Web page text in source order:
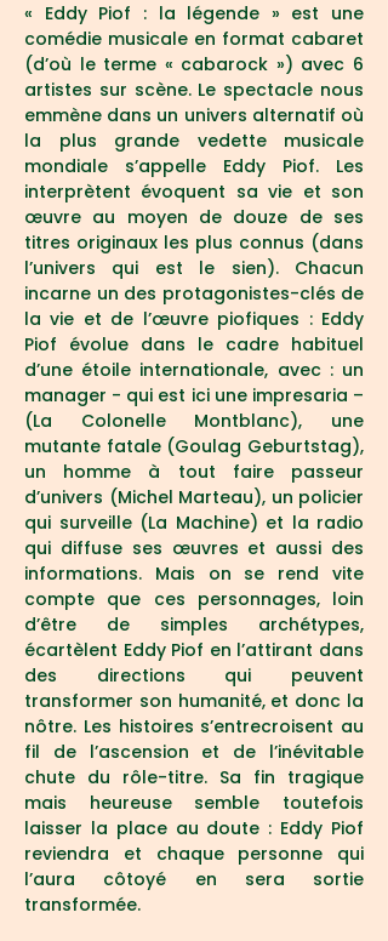
« Eddy Piof : la légende » est une
comédie musicale en format cabaret
(d’où le terme « cabarock ») avec 6
artistes sur scène. Le spectacle nous
emmène dans un univers alternatif où
la plus grande vedette musicale
mondiale s’appelle Eddy Piof. Les
interprètent évoquent sa vie et son
œuvre au moyen de douze de ses
titres originaux les plus connus (dans
l’univers qui est le sien). Chacun
incarne un des protagonistes-clés de
la vie et de l’œuvre piofiques : Eddy
Piof évolue dans le cadre habituel
d’une étoile internationale, avec : un
manager - qui est ici une impresaria –
(La Colonelle Montblanc), une
mutante fatale (Goulag Geburtstag),
un homme à tout faire passeur
d’univers (Michel Marteau), un policier
qui surveille (La Machine) et la radio
qui diffuse ses œuvres et aussi des
informations. Mais on se rend vite
compte que ces personnages, loin
d’être de simples archétypes,
écartèlent Eddy Piof en l’attirant dans
des directions qui peuvent
transformer son humanité, et donc la
nôtre. Les histoires s’entrecroisent au
fil de l’ascension et de l’inévitable
chute du rôle-titre. Sa fin tragique
mais heureuse semble toutefois
laisser la place au doute : Eddy Piof
reviendra et chaque personne qui
l’aura côtoyé en sera sortie
transformée.